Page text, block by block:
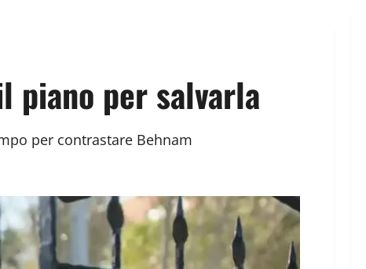
piano per salvarla
per contrastare Behnam